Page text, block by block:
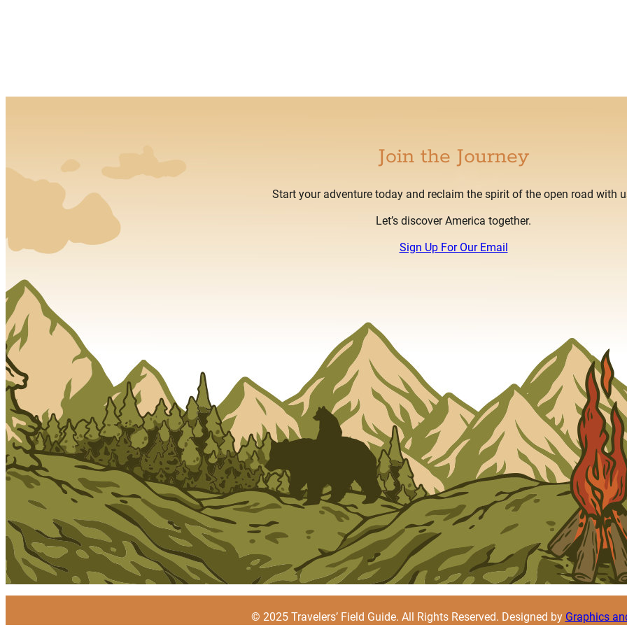
Join the Journey
Start your adventure today and reclaim the spirit of the open road with
Let’s discover America together.
Sign Up For Our Email
© 2025 Travelers’ Field Guide. All Rights Reserved. Designed by Graphics